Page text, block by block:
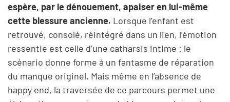
espère, par le dénouement, apaiser en lui-même
cette blessure ancienne. Lorsque l’enfant est
retrouvé, consolé, réintégré dans un lien, l’émotion
ressentie est celle d’une catharsis intime : le
scénario donne forme à un fantasme de réparation
du manque originel. Mais même en l’absence de
happy end, la traversée de ce parcours permet une